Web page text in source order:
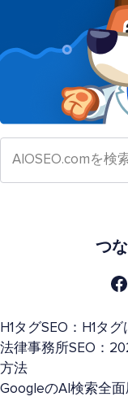
つ
H1タグSEO：H1タ
法律事務所SEO：
方法
GoogleのAI検索全